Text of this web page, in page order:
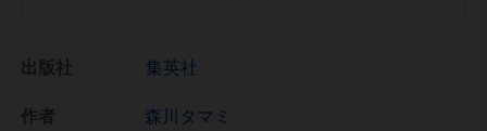
集英社
森川タマミ